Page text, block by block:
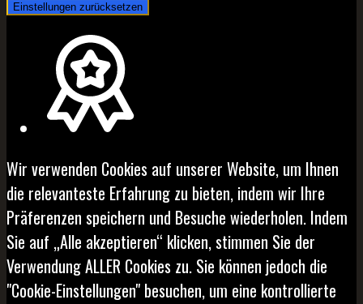
Einstellungen zurücksetzen
Wir verwenden Cookies auf unserer Website, um Ihnen
die relevanteste Erfahrung zu bieten, indem wir Ihre
Präferenzen speichern und Besuche wiederholen. Indem
Sie auf „Alle akzeptieren“ klicken, stimmen Sie der
Verwendung ALLER Cookies zu. Sie können jedoch die
"Cookie-Einstellungen" besuchen, um eine kontrollierte